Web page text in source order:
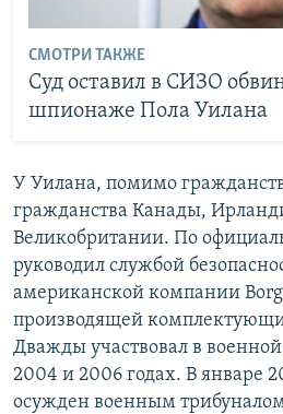
СМОТРИ ТАКЖЕ
Суд оставил в СИЗО
шпионаже Пола Уилана
У Уилана, помимо
гражданства Канады,
Великобритании. По
руководил службой
американской компании
производящей
Дважды участвовал в
2004 и 2006 годах. В январе
осужден военным